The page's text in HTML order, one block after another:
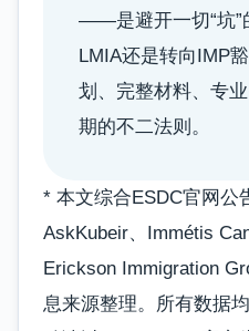
——是避开一切“坑”
LMIA还是转向IMP
划、完整材料、专
期的不二法则。
* 本文综合ESDC官网公
AskKubeir、Immétis
Erickson Immigration
息来源整理。所有数据